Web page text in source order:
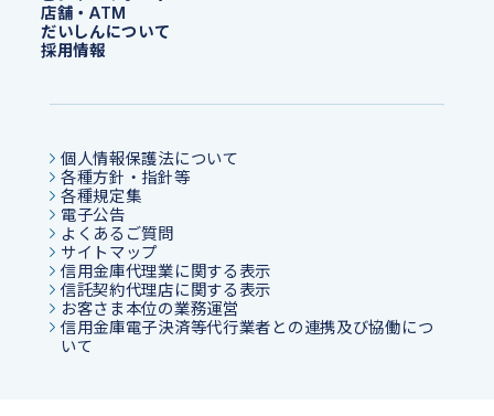
店舗・ATM
だいしんについて
採用情報
個人情報保護法について
各種方針・指針等
各種規定集
電子公告
よくあるご質問
サイトマップ
信用金庫代理業に関する表示
信託契約代理店に関する表示
お客さま本位の業務運営
信用金庫電子決済等代行業者との連携及び協働につ
いて